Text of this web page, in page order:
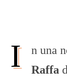
I n una
Raffa